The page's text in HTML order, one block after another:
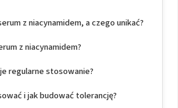
z niacynamidem, a czego unikać?
z niacynamidem?
regularne stosowanie?
i jak budować tolerancję?